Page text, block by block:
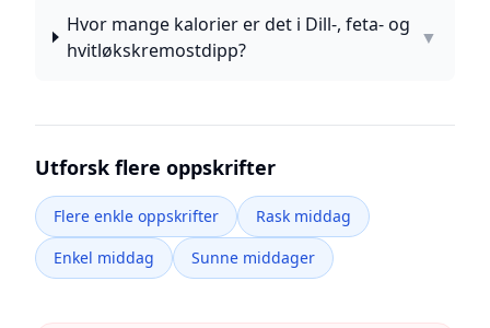
Hvor mange kalorier er det i Dill-, feta- og
hvitløkskremostdipp?
▼
Utforsk flere oppskrifter
Flere enkle oppskrifter
Rask middag
Enkel middag
Sunne middager